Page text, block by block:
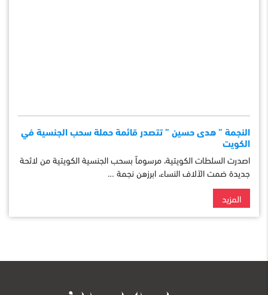
النجمة ” هدى حسين ” تتصدر قائمة حملة سحب الجنسية في
الكويت
اصدرت السلطات الكويتية، مرسوماً بسحب الجنسية الكويتية من لائحة
جديدة ضمت الآلاف النساء، ابرزهن نجمة …
المزيد